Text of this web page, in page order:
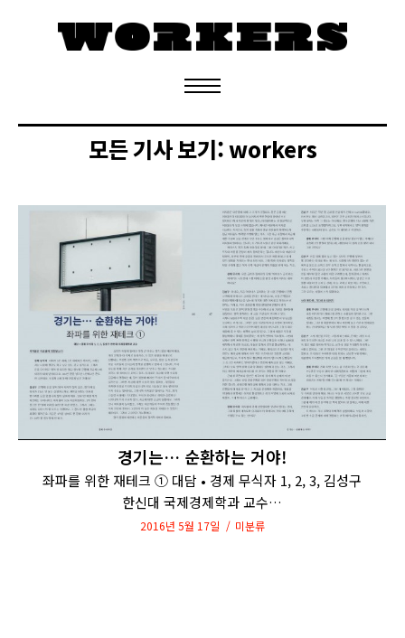
정기구독 신청
모든 기사 보기:workers
경기는… 순환하는 거야!
좌파를 위한 재테크 ① 대담 • 경제 무식자 1, 2, 3, 김성구
한신대 국제경제학과 교수…
2016년 5월 17일 미분류